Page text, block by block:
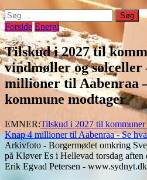
Søg
efter:
Forside Energi
Tilskud i 2027 til
vindmøller og solceller
millioner til Aabenraa
kommune modtager
EMNER:Tilskud i 2027 til
Knap 4 millioner til Aabenraa - Se
Arkivfoto - Borgermødet omkring
på Kløver Es i Hellevad torsdag aften
Erik Egvad Petersen - www.sydnyt.dk